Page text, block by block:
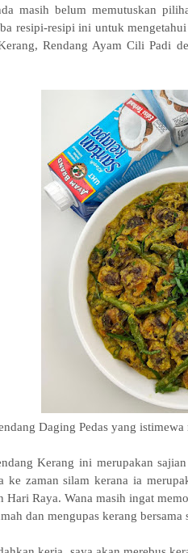
masih belum memutuskan
resipi-resipi ini untuk
Rendang Ayam Cili Padi
Daging Pedas yang
Kerang ini merupakan
ke zaman silam kerana ia
Hari Raya. Wana masih ingat
dan mengupas kerang